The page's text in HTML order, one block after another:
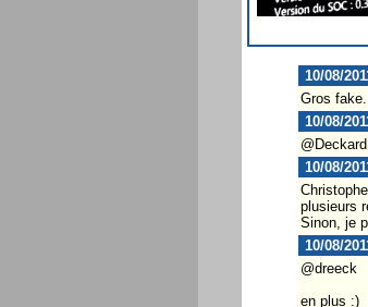
10/08/
Gros
10/08/
10/08/
plusieurs
Sinon, je
10/08/
@dreeck
en plus :)